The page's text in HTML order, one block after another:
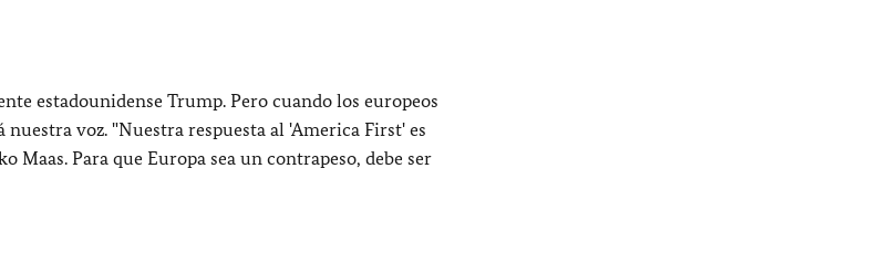
estadounidense Trump. Pero cuando los europeos
voz. "Nuestra respuesta al 'America First' es
Para que Europa sea un contrapeso, debe ser